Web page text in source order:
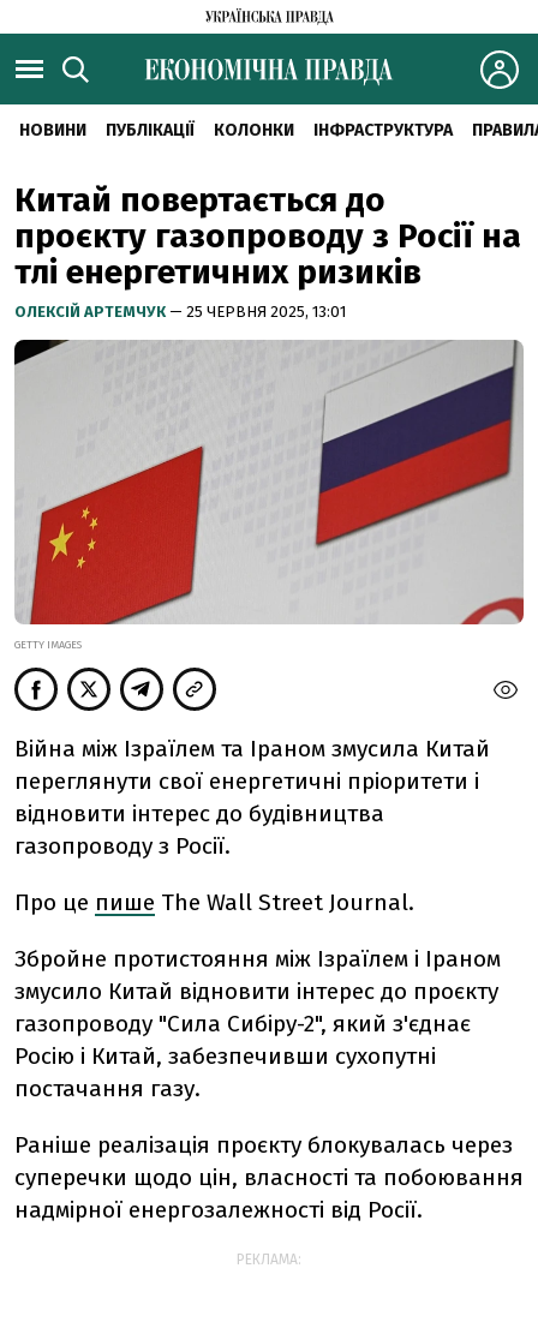
НОВИНИ ПУБЛІКАЦІЇ КОЛОНКИ ІНФРАСТРУКТУРА
Китай повертається до
проєкту газопроводу з Росії на
тлі енергетичних ризиків
ОЛЕКСІЙ АРТЕМЧУК — 25 ЧЕРВНЯ 2025, 13:01
GETTY IMAGES
Війна між Ізраїлем та Іраном змусила Китай
переглянути свої енергетичні пріоритети і
відновити інтерес до будівництва
газопроводу з Росії.
Про це пише The Wall Street Journal.
Збройне протистояння між Ізраїлем і Іраном
змусило Китай відновити інтерес до проєкту
газопроводу "Сила Сибіру-2", який з'єднає
Росію і Китай, забезпечивши сухопутні
постачання газу.
Раніше реалізація проєкту блокувалась через
суперечки щодо цін, власності та побоювання
надмірної енергозалежності від Росії.
РЕКЛАМА: